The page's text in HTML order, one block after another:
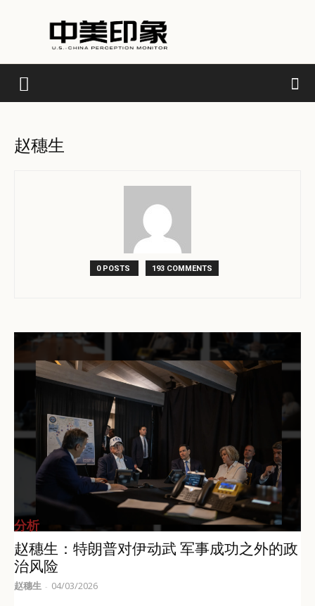
赵穗生
0 POSTS 193 COMMENTS
分析
赵穗生：特朗普对伊动武 军事成功之外的政
治风险
赵穗生 - 04/03/2026